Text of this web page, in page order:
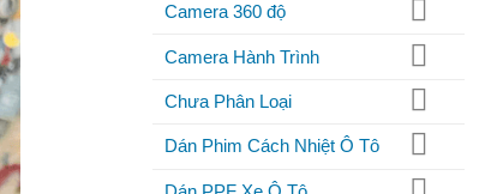
Camera 360 độ
Camera Hành Trình
Chưa Phân Loại
Dán Phim Cách Nhiệt Ô Tô